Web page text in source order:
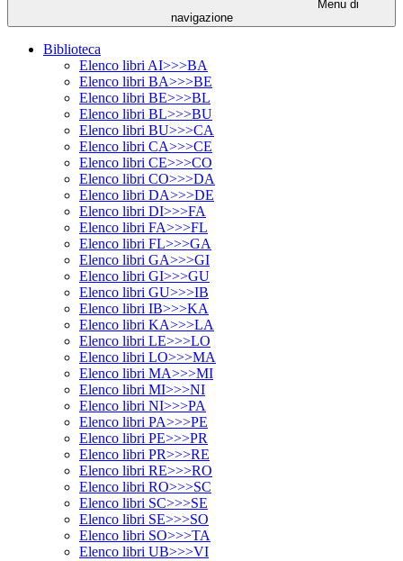
Menu di
navigazione
Biblioteca
Elenco libri AI>>>BA
Elenco libri BA>>>BE
Elenco libri BE>>>BL
Elenco libri BL>>>BU
Elenco libri BU>>>CA
Elenco libri CA>>>CE
Elenco libri CE>>>CO
Elenco libri CO>>>DA
Elenco libri DA>>>DE
Elenco libri DI>>>FA
Elenco libri FA>>>FL
Elenco libri FL>>>GA
Elenco libri GA>>>GI
Elenco libri GI>>>GU
Elenco libri GU>>>IB
Elenco libri IB>>>KA
Elenco libri KA>>>LA
Elenco libri LE>>>LO
Elenco libri LO>>>MA
Elenco libri MA>>>MI
Elenco libri MI>>>NI
Elenco libri NI>>>PA
Elenco libri PA>>>PE
Elenco libri PE>>>PR
Elenco libri PR>>>RE
Elenco libri RE>>>RO
Elenco libri RO>>>SC
Elenco libri SC>>>SE
Elenco libri SE>>>SO
Elenco libri SO>>>TA
Elenco libri UB>>>VI